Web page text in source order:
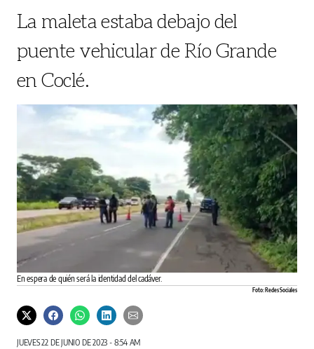
La maleta estaba debajo del
puente vehicular de Río Grande
en Coclé.
En espera de quién será la identidad del cadáver.
Foto: Redes Sociales
JUEVES 22 DE JUNIO DE 2023 - 8:54 AM